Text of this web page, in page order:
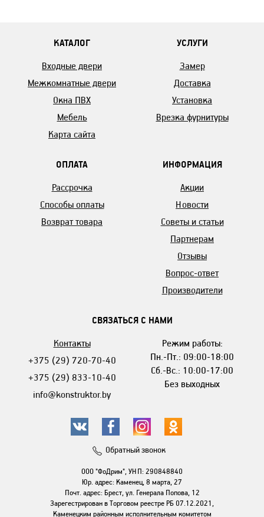
КАТАЛОГ
Входные двери
Межкомнатные двери
Окна ПВХ
Мебель
Карта сайта
УСЛУГИ
Замер
Доставка
Установка
Врезка фурнитуры
ОПЛАТА
Рассрочка
Способы оплаты
Возврат товара
ИНФОРМАЦИЯ
Акции
Новости
Советы и статьи
Партнерам
Отзывы
Вопрос-ответ
Производители
СВЯЗАТЬСЯ С НАМИ
Контакты
+375 (29) 720-70-40
+375 (29) 833-10-40
info@konstruktor.by
Режим работы:
Пн.-Пт.: 09:00-18:00
Сб.-Вс.: 10:00-17:00
Без выходных
Обратный звонок
ООО "ФоДрим", УНП: 290848840
Юр. адрес: Каменец, 8 марта, 27
Почт. адрес: Брест, ул. Генерала Попова, 12
Зарегестрирован в Торговом реестре РБ 07.12.2021,
Каменецким районным исполнительным комитетом